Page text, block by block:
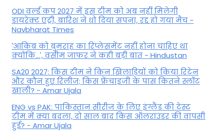
ODI वर्ल्ड कप 2027 में इस टीम को अब नहीं मिलेगी
डायरेक्ट एंट्री, बारिश ने धो दिया सपना, रद्द हो गया मैच -
Navbharat Times
'आकिब को बुमराह का रिप्लेसमेंट नहीं होना चाहिए था
क्योंकि...', वसीम जाफर ने कही बड़ी बात - Hindustan
SA20 2027: किस टीम ने किन खिलाड़ियों को किया रिटेन
और कौन हुए रिलीज; किस फ्रेंचाइजी के पास कितने स्लॉट
खाली? - Amar Ujala
ENG vs PAK: पाकिस्तान सीरीज के लिए इंग्लैंड की टेस्ट
टीम में क्या बदला, दो साल बाद किस ऑलराउंडर की वापसी
हुई? - Amar Ujala